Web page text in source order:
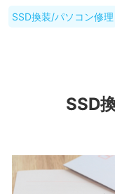
SSD交換で延命
ほうが圧倒的に
SSD換装/パソコン修理
SSD